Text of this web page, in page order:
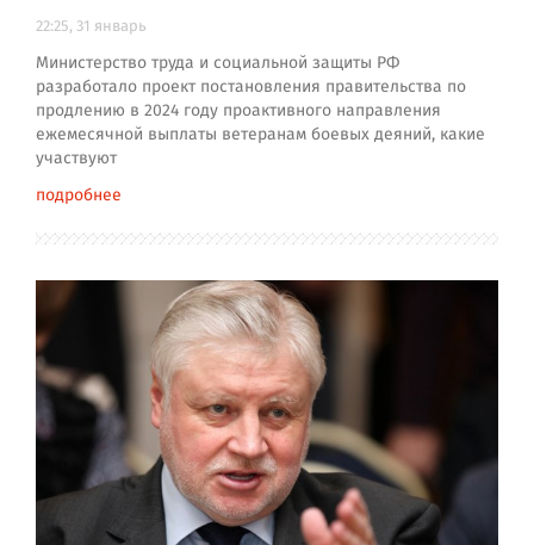
22:25, 31 январь
Министерство труда и социальной защиты РФ
разработало проект постановления правительства по
продлению в 2024 году проактивного направления
ежемесячной выплаты ветеранам боевых деяний, какие
участвуют
подробнее